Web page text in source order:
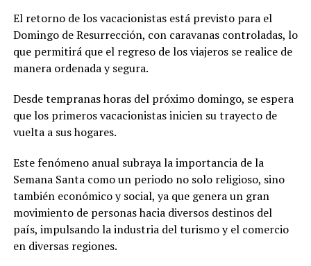
El retorno de los vacacionistas está previsto para el
Domingo de Resurrección, con caravanas controladas, lo
que permitirá que el regreso de los viajeros se realice de
manera ordenada y segura.
Desde tempranas horas del próximo domingo, se espera
que los primeros vacacionistas inicien su trayecto de
vuelta a sus hogares.
Este fenómeno anual subraya la importancia de la
Semana Santa como un periodo no solo religioso, sino
también económico y social, ya que genera un gran
movimiento de personas hacia diversos destinos del
país, impulsando la industria del turismo y el comercio
en diversas regiones.